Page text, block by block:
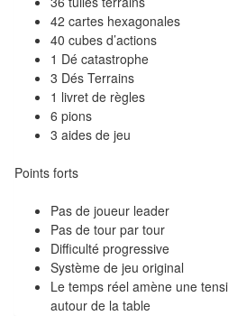
Classiques
Pour
les
enfants
la
famille
Pour
les
initiés
42 cartes hexagonales
40 cubes d’actions
1 Dé catastrophe
3 Dés Terrains
1 livret de règles
6 pions
3 aides de jeu
Points forts
Pas de joueur leader
Pas de tour par tour
Difficulté progressive
Système de jeu original
Le temps réel amène une
autour de la table